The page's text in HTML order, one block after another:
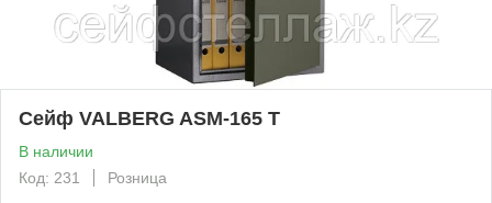
Сейф VALBERG ASM-165 T
В наличии
Код: 231
Розница